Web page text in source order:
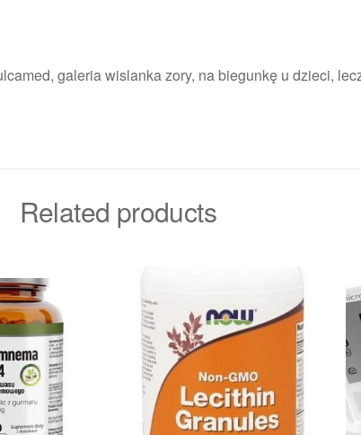
galeria wislanka zory, na biegunkę u dzieci,
Related products